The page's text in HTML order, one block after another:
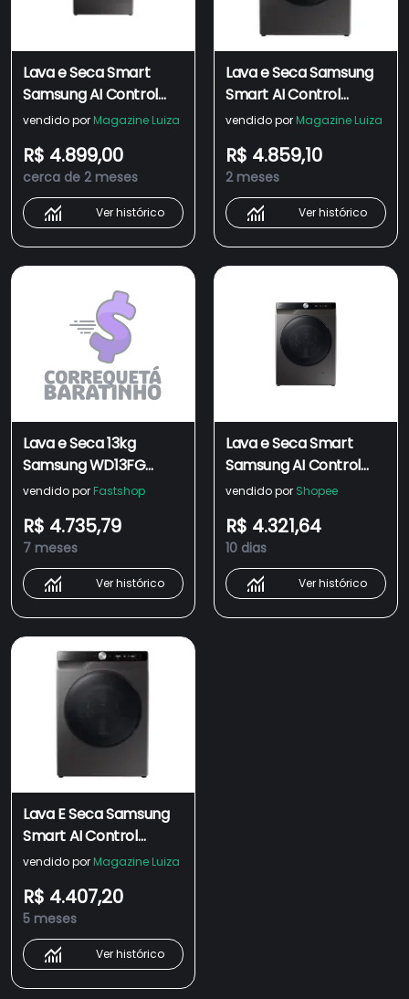
Lava e Seca Smart
Samsung AI Control
WD13FG Inox 13kg
vendido por Magazine Luiza
R$ 4.899,00
cerca de 2 meses
Ver histórico
Lava e Seca Samsung
Smart AI Control
WD13FG Inox 13kg 220V
vendido por Magazine Luiza
R$ 4.859,10
2 meses
Ver histórico
Lava e Seca 13kg
Samsung WD13FG
Smart AI Control Inox
vendido por Fastshop
R$ 4.735,79
7 meses
Ver histórico
Lava e Seca Smart
Samsung AI Control
WD13FG Inox 13kg
vendido por Shopee
R$ 4.321,64
10 dias
Ver histórico
Lava E Seca Samsung
Smart AI Control
WD13FG Inox 13kg
vendido por Magazine Luiza
R$ 4.407,20
5 meses
Ver histórico